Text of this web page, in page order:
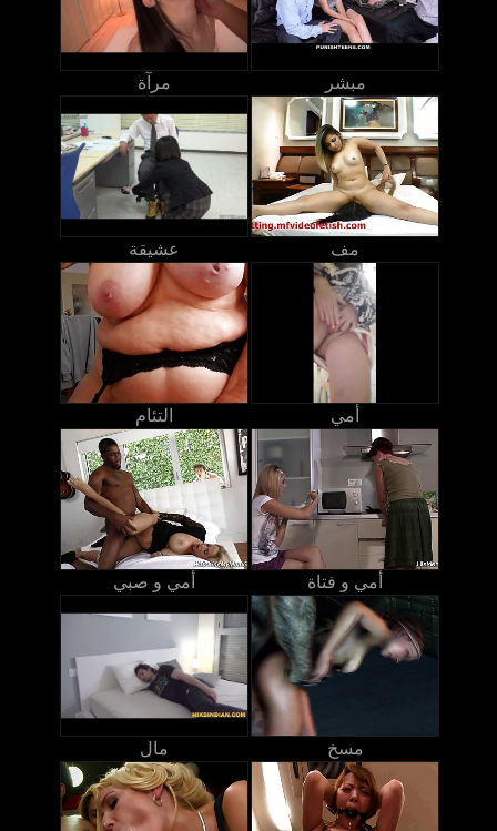
مرآة مبشر
عشيقة مف
التئام أمي
أمي و صبي أمي و فتاة
مال مسخ